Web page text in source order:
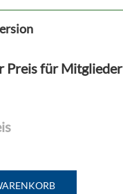
Preis für Mitglieder